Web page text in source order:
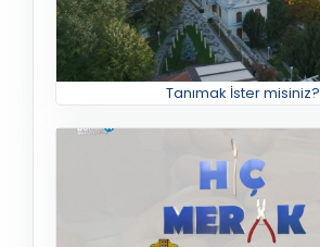
Tanımak İster misiniz?